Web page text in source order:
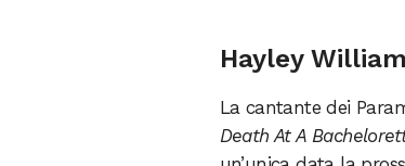
Hayley
La cantante dei
Death At A